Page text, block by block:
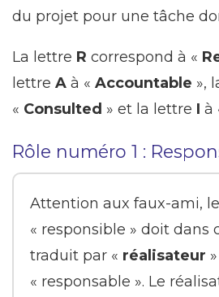
du projet pour une tâche
La lettre R correspond à «
lettre A à « Accountable »,
« Consulted » et la lettre I à
Rôle numéro 1 :
Attention aux faux-ami,
« responsible » doit dans
traduit par « réalisateur
« responsable ». Le